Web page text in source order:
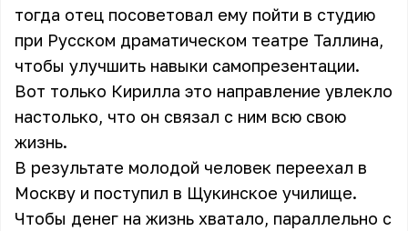
тогда отец посоветовал ему пойти в студию
при Русском драматическом театре Таллина,
чтобы улучшить навыки самопрезентации.
Вот только Кирилла это направление увлекло
настолько, что он связал с ним всю свою
жизнь.
В результате молодой человек переехал в
Москву и поступил в Щукинское училище.
Чтобы денег на жизнь хватало, параллельно с